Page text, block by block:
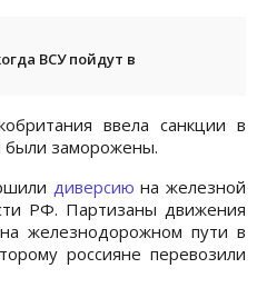
ВСУ пойдут в
ввела санкции в
были заморожены.
диверсию на железной
РФ. Партизаны движения
железнодорожном пути в
россияне перевозили